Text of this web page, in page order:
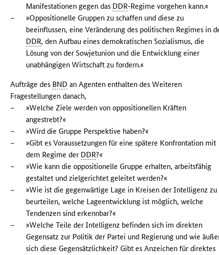
Manifestationen gegen das DDR-Regime vorgehen kann.«
–
»Oppositionelle Gruppen zu schaffen und diese zu
beeinflussen, eine Veränderung des politischen Regimes in
DDR, den Aufbau eines demokratischen Sozialismus, die
Lösung von der Sowjetunion und die Entwicklung einer
unabhängigen Wirtschaft zu fordern.«
Aufträge des BND an Agenten enthalten des Weiteren
Fragestellungen danach,
–
»Welche Ziele werden von oppositionellen Kräften
angestrebt?«
–
»Wird die Gruppe Perspektive haben?«
–
»Gibt es Voraussetzungen für eine spätere Konfrontation mit
dem Regime der DDR?«
–
»Wie kann die oppositionelle Gruppe erhalten, arbeitsfähig
gestaltet und zielgerichtet geleitet werden?«
–
»Wie ist die gegenwärtige Lage in Kreisen der Intelligenz zu
beurteilen, welche Lageentwicklung ist möglich, welche
Tendenzen sind erkennbar?«
–
»Welche Teile der Intelligenz befinden sich im direkten
Gegensatz zur Politik der Partei und Regierung und wie
sich diese Gegensätzlichkeit? Gibt es Anzeichen für direktes